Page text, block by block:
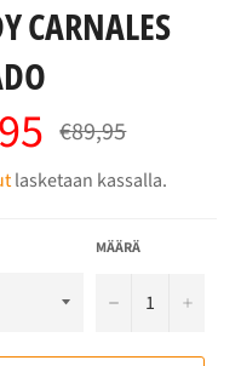
CARNALES
Normaalihinta
€89,95
lasketaan kassalla.
MÄÄRÄ
− +